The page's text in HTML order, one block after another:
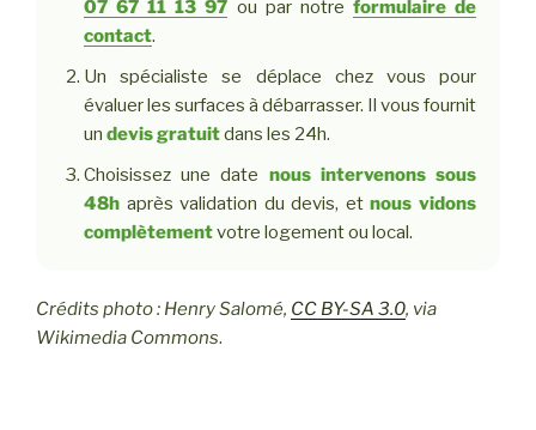
07 67 11 13 97 ou par notre formulaire de
contact.
Un spécialiste se déplace chez vous pour
évaluer les surfaces à débarrasser. Il vous fournit
un devis gratuitdans les 24h.
Choisissez une date nous intervenons sous
48h après validation du devis, etnous vidons
complètementvotre logement ou local.
Crédits photo : Henry Salomé, CC BY-SA 3.0, via
Wikimedia Commons.